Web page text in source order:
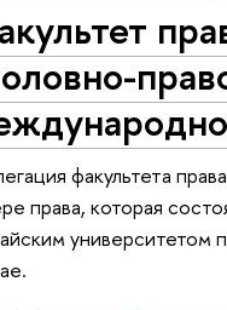
факультета
права, которая
университетом